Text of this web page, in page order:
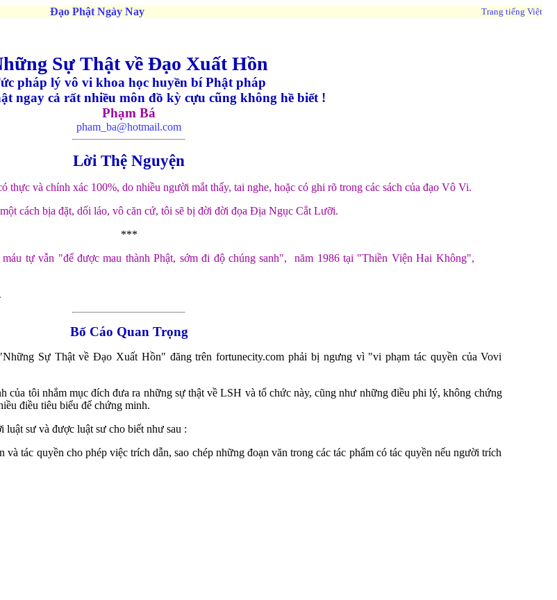
Đạo Phật Ngày Nay Trang tiếng Việt
Sự Thật về Đạo Xuất Hồn
pháp lý vô vi khoa học huyền bí Phật pháp
ngay cả rất nhiều môn đồ kỳ cựu cũng không hề biết !
Phạm Bá
pham_ba@hotmail.com
Lời Thệ Nguyện
thực và chính xác 100%, do nhiều người mắt thấy, tai nghe, hoặc có ghi rõ trong các sách của đạo Vô Vi.
cách bịa đặt, dối láo, vô căn cứ, tôi sẽ bị đời đời đọa Địa Ngục Cắt Lưỡi.
***
tự vẫn "để được mau thành Phật, sớm đi độ chúng sanh", năm 1986 tại "Thiền Viện Hai Không",
Bố Cáo Quan Trọng
Sự Thật về Đạo Xuất Hồn" đăng trên fortunecity.com phải bị ngưng vì "vi phạm tác quyền của Vovi
của tôi nhắm mục đích đưa ra những sự thật về LSH và tổ chức này, cũng như những điều phi lý, không chứng
điều tiêu biểu để chứng minh.
sư và được luật sư cho biết như sau :
tác quyền cho phép việc trích dẫn, sao chép những đoạn văn trong các tác phẩm có tác quyền nếu người trích